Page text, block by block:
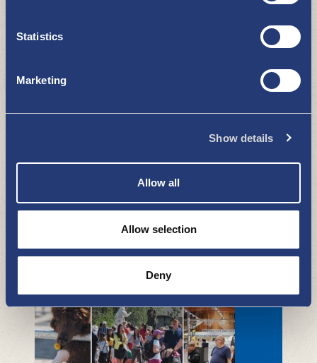
Statistics
Marketing
Show details
Allow all
Allow selection
Deny
Taivassalo
Pihat ja puutalot -kierroksia kesällä